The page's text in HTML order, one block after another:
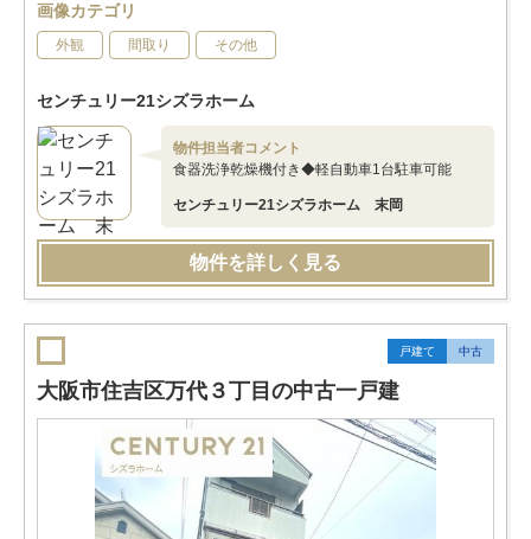
画像カテゴリ
外観 間取り その他
センチュリー21シズラホーム
物件担当者コメント
食器洗浄乾燥機付き◆軽自動車1台駐車可能
センチュリー21シズラホーム 末岡
物件を詳しく見る
戸建て 中古
大阪市住吉区万代３丁目の中古一戸建